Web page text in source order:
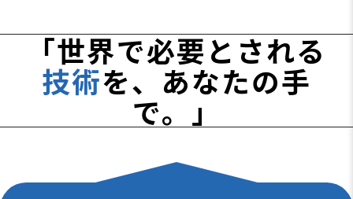
「世界で必要とされる
技術を、あなたの手
で。」